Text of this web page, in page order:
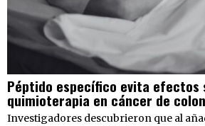
Péptido específico evita efectos
quimioterapia en cáncer de colon
Investigadores descubrieron que al